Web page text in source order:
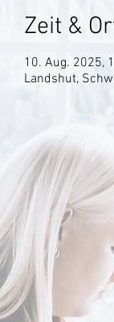
Zeit &
10. Aug. 2025,
Landshut,